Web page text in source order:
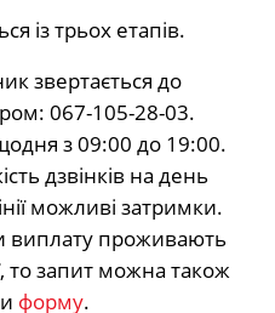
із трьох етапів.
звертається до
067-105-28-03.
з 09:00 до 19:00.
дзвінків на день
можливі затримки.
виплату проживають
то запит можна також
форму.